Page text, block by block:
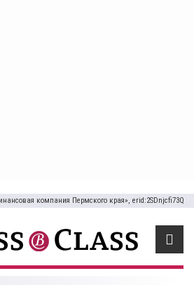
компания Пермского края», erid:2SDnjcfi73Q